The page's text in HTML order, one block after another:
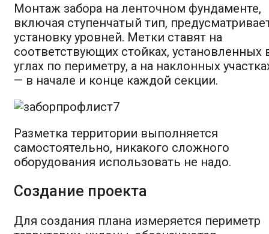
Монтаж забора на ленточном фундаменте,
включая ступенчатый тип,
установку уровней. Метки ставят на
соответствующих стойках, установленных
углах по периметру, а на наклонных
— в начале и конце каждой секции.
Разметка территории выполняется
самостоятельно, никакого сложного
оборудования использовать не надо.
Создание проекта
Для создания плана измеряется периметр